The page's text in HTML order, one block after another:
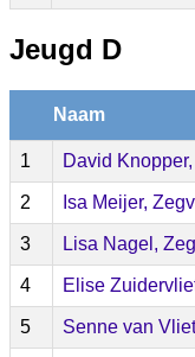
Jeugd D
Naam
1 David
2 Isa Meijer,
3 Lisa Nagel,
4 Elise
5 Senne van